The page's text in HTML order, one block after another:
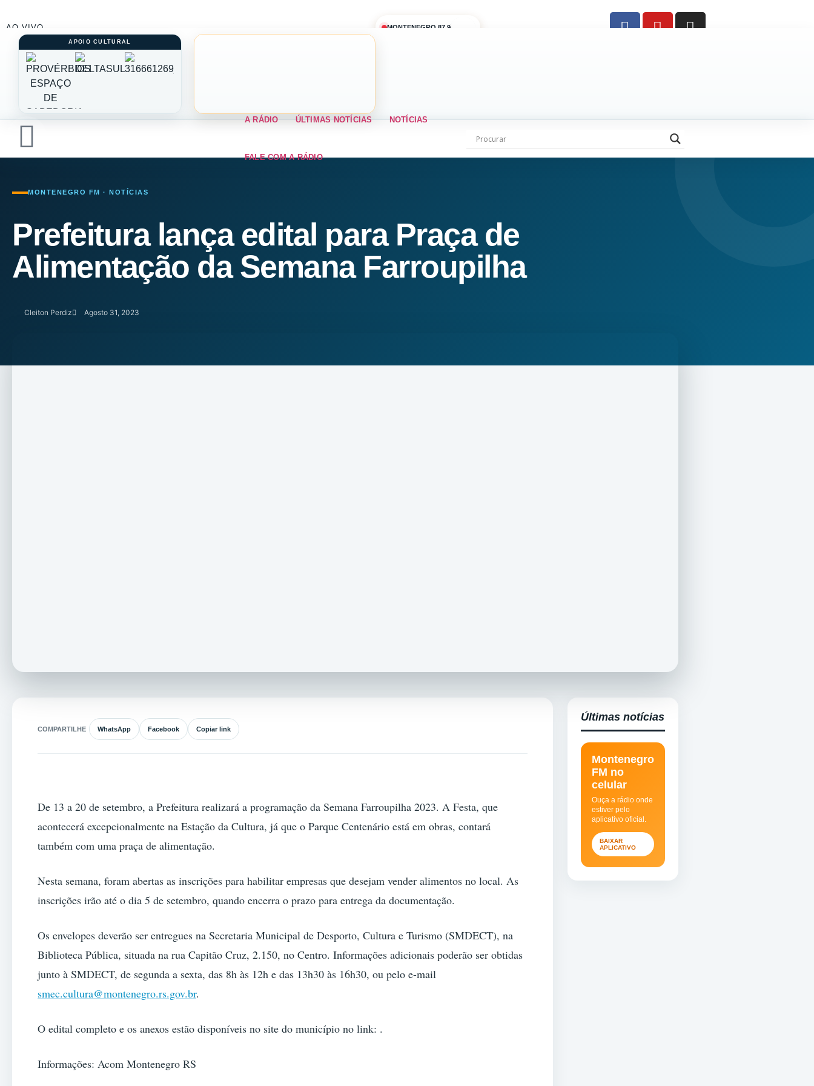
AO VIVO MONTENEGRO 87,9
A RÁDIO ÚLTIMAS NOTÍCIAS NOTÍCIAS
FALE COM A RÁDIO
MONTENEGRO FM · NOTÍCIAS
Prefeitura lança edital para Praça de
Alimentação da Semana Farroupilha
Cleiton Perdiz Agosto 31, 2023
COMPARTILHE WhatsApp Facebook Copiar link
De 13 a 20 de setembro, a Prefeitura realizará a programação da Semana Farroupilha 2023. A Festa, que
acontecerá excepcionalmente na Estação da Cultura, já que o Parque Centenário está em obras, contará
também com uma praça de alimentação.
Nesta semana, foram abertas as inscrições para habilitar empresas que desejam vender alimentos no local. As
inscrições irão até o dia 5 de setembro, quando encerra o prazo para entrega da documentação.
Os envelopes deverão ser entregues na Secretaria Municipal de Desporto, Cultura e Turismo (SMDECT), na
Biblioteca Pública, situada na rua Capitão Cruz, 2.150, no Centro. Informações adicionais poderão ser obtidas
junto à SMDECT, de segunda a sexta, das 8h às 12h e das 13h30 às 16h30, ou pelo e-mail
smec.cultura@montenegro.rs.gov.br.
O edital completo e os anexos estão disponíveis no site do município no link: .
Informações: Acom Montenegro RS
Últimas notícias
Montenegro
FM no
celular
Ouça a rádio onde
estiver pelo
aplicativo oficial.
BAIXAR
APLICATIVO